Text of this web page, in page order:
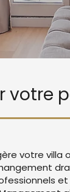
votre
votre